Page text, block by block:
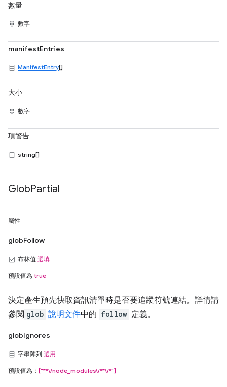
數量
數字
manifestEntries
ManifestEntry[]
大小
數字
項警告
string[]
GlobPartial
屬性
globFollow
布林值 選填
預設值為 true
決定產生預先快取資訊清單時是否要追蹤符號連結。詳情請
參閱 glob 說明文件中的 follow 定義。
globIgnores
字串陣列 選用
預設值為： ["**\/node_modules\/**\/*"]